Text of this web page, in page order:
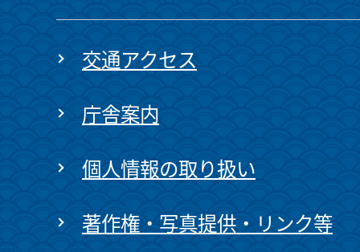
交通アクセス
庁舎案内
個人情報の取り扱い
著作権・写真提供・リンク等